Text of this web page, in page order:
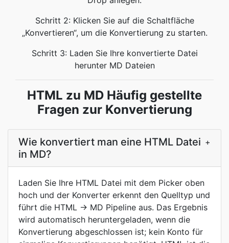
Schritt 2: Klicken Sie auf die Schaltfläche
„Konvertieren“, um die Konvertierung zu starten.
Schritt 3: Laden Sie Ihre konvertierte Datei
herunter MD Dateien
HTML zu MD Häufig gestellte
Fragen zur Konvertierung
Wie konvertiert man eine HTML Datei
in MD?
+
Laden Sie Ihre HTML Datei mit dem Picker oben
hoch und der Konverter erkennt den Quelltyp und
führt die HTML → MD Pipeline aus. Das Ergebnis
wird automatisch heruntergeladen, wenn die
Konvertierung abgeschlossen ist; kein Konto für